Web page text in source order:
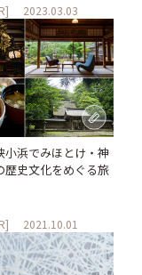
2023.03.03
小浜でみほとけ・神
歴史文化をめぐる旅
2021.10.01